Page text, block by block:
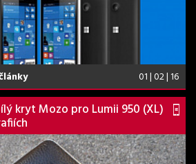
01 | 02 | 16
kryt Mozo pro Lumii 950 (XL)